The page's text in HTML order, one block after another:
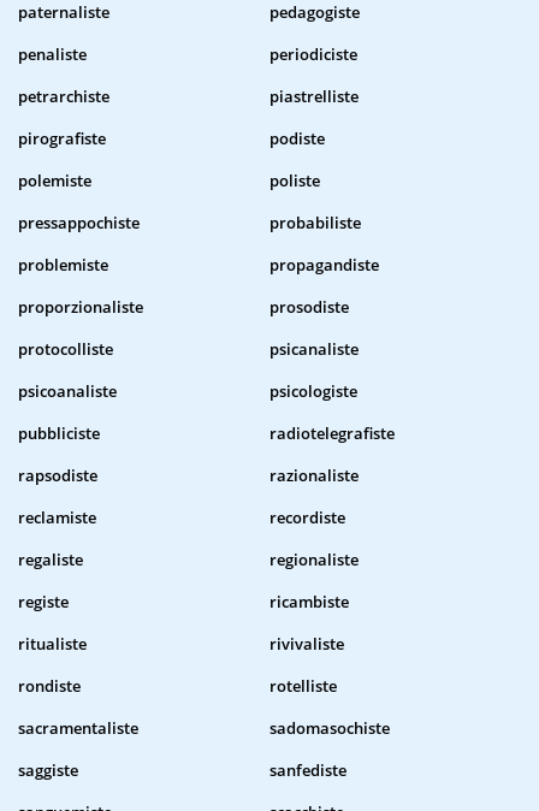
paternaliste
pedagogiste
penaliste
periodiciste
petrarchiste
piastrelliste
pirografiste
podiste
polemiste
poliste
pressappochiste
probabiliste
problemiste
propagandiste
proporzionaliste
prosodiste
protocolliste
psicanaliste
psicoanaliste
psicologiste
pubbliciste
radiotelegrafiste
rapsodiste
razionaliste
reclamiste
recordiste
regaliste
regionaliste
registe
ricambiste
ritualiste
rivivaliste
rondiste
rotelliste
sacramentaliste
sadomasochiste
saggiste
sanfediste